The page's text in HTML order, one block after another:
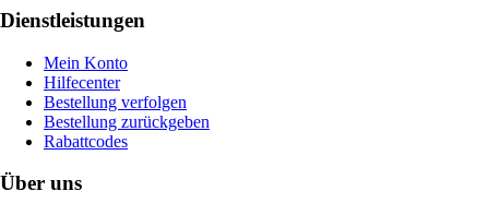
Dienstleistungen
Mein Konto
Hilfecenter
Bestellung verfolgen
Bestellung zurückgeben
Rabattcodes
Über uns